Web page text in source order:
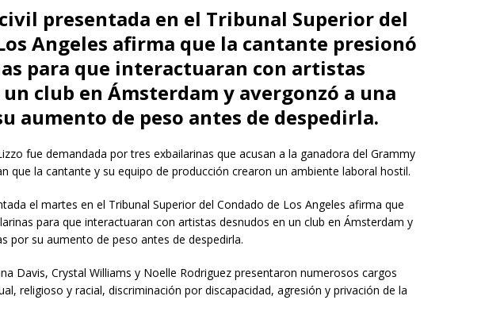
presentada en el Tribunal Superior del
Angeles afirma que la cantante presionó
para que interactuaran con artistas
club en Ámsterdam y avergonzó a una
aumento de peso antes de despedirla.
fue demandada por tres exbailarinas que acusan a la ganadora del Grammy
que la cantante y su equipo de producción crearon un ambiente laboral hostil.
el martes en el Tribunal Superior del Condado de Los Angeles afirma que
para que interactuaran con artistas desnudos en un club en Ámsterdam y
por su aumento de peso antes de despedirla.
Davis, Crystal Williams y Noelle Rodriguez presentaron numerosos cargos
religioso y racial, discriminación por discapacidad, agresión y privación de la